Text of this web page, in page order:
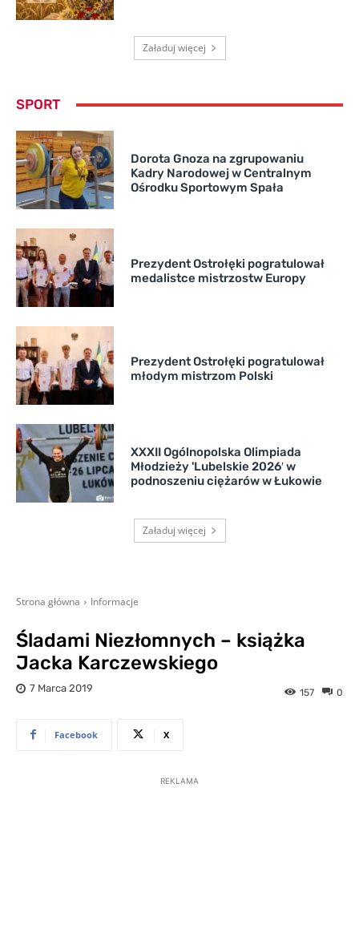
Załaduj więcej
SPORT
Dorota Gnoza na zgrupowaniu
Kadry Narodowej w Centralnym
Ośrodku Sportowym Spała
Prezydent Ostrołęki pogratulował
medalistce mistrzostw Europy
Prezydent Ostrołęki pogratulował
młodym mistrzom Polski
XXXII Ogólnopolska Olimpiada
Młodzieży 'Lubelskie 2026′ w
podnoszeniu ciężarów w Łukowie
Załaduj więcej